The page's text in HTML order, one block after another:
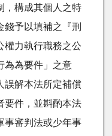
，構成其個人之特
錢予以填補之『刑
權力執行職務之公
為為要件」之意
誤解本法所定補償
要件，並斟酌本法
事審判法或少年事